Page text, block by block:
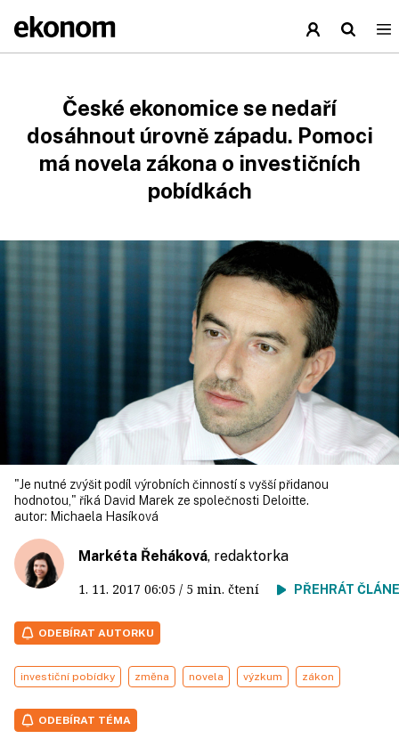
České ekonomice se nedaří
dosáhnout úrovně západu. Pomoci
má novela zákona o investičních
pobídkách
"Je nutné zvýšit podíl výrobních činností s vyšší přidanou
hodnotou," říká David Marek ze společnosti Deloitte.
autor: Michaela Hasíková
Markéta Řeháková, redaktorka
1. 11. 2017 06:05 / 5 min. čtení PŘEHRÁT
ODEBÍRAT AUTORKU
investiční pobídky změna novela výzkum zákon
ODEBÍRAT TÉMA